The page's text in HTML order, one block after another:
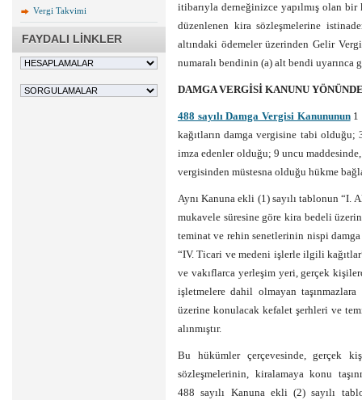
Vergi Takvimi
FAYDALI LİNKLER
itibarıyla derneğinizce yapılmış olan
düzenlenen kira sözleşmelerine
altındaki ödemeler üzerinden Gelir
numaralı bendinin (a) alt bendi uyarınca
DAMGA VERGİSİ KANUNU
488 sayılı Damga Vergisi Kanununun1
kağıtların damga vergisine tabi olduğu;
imza edenler olduğu; 9 uncu
vergisinden müstesna olduğu hükme
Aynı Kanuna ekli (1) sayılı tablonun “I.
mukavele süresine göre kira bedeli
teminat ve rehin senetlerinin nispi
“IV. Ticari ve medeni işlerle ilgili
ve vakıflarca yerleşim yeri, gerçek
işletmelere dahil olmayan
üzerine konulacak kefalet şerhleri ve
alınmıştır.
Bu hükümler çerçevesinde, gerçek
sözleşmelerinin, kiralamaya konu
488 sayılı Kanuna ekli (2) sayılı